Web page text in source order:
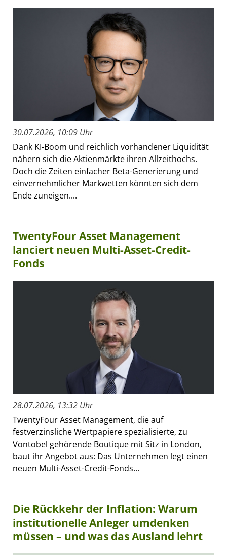
30.07.2026, 10:09 Uhr
Dank KI-Boom und reichlich vorhandener Liquidität
nähern sich die Aktienmärkte ihren Allzeithochs.
Doch die Zeiten einfacher Beta-Generierung und
einvernehmlicher Markwetten könnten sich dem
Ende zuneigen....
TwentyFour Asset Management
lanciert neuen Multi-Asset-Credit-
Fonds
28.07.2026, 13:32 Uhr
TwentyFour Asset Management, die auf
festverzinsliche Wertpapiere spezialisierte, zu
Vontobel gehörende Boutique mit Sitz in London,
baut ihr Angebot aus: Das Unternehmen legt einen
neuen Multi-Asset-Credit-Fonds...
Die Rückkehr der Inflation: Warum
institutionelle Anleger umdenken
müssen – und was das Ausland lehrt